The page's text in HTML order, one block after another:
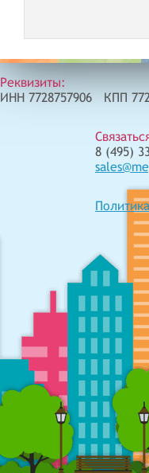
Реквизиты:
ИНН 7728757906 КПП
8 (495)